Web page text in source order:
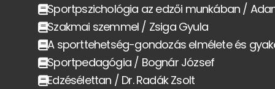
Sportpszichológia az edzői munkában /
Szakmai szemmel / Zsiga Gyula
A sporttehetség-gondozás elmélete és
Sportpedagógia / Bognár József
Edzésélettan / Dr. Radák Zsolt